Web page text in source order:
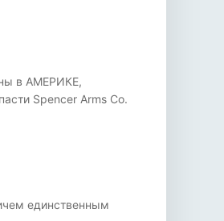
в АМЕРИКЕ,
Spencer Arms Co.
единственным